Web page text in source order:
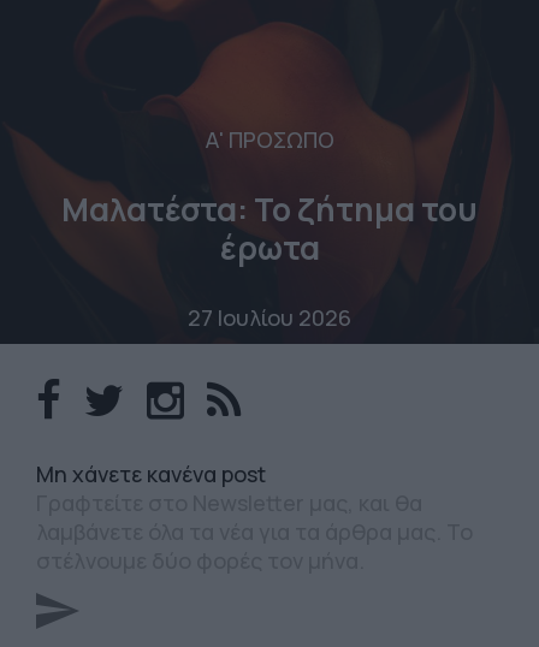
Α' ΠΡΟΣΩΠΟ
Μαλατέστα: Το ζήτημα του
έρωτα
27 Ιουλίου 2026
Mη χάνετε κανένα post